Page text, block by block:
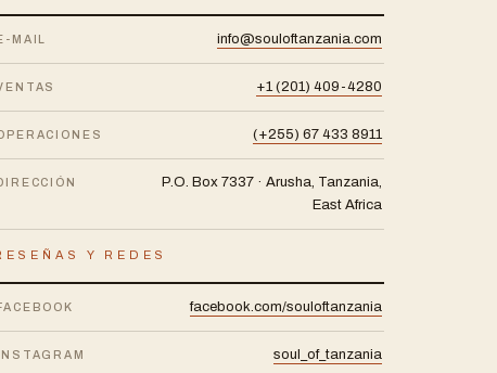
MAIL info@souloftanzania.com
+1 (201) 409-4280
(+255) 67 433 8911
P.O. Box 7337 · Arusha, Tanzania,
East Africa
Y REDES
facebook.com/souloftanzania
INSTAGRAM soul_of_tanzania